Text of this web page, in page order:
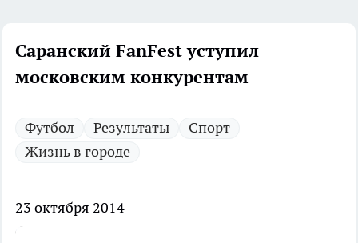
Саранский FanFest уступил
московским конкурентам
Футбол Результаты
Спорт
Жизнь в городе
23 октября 2014